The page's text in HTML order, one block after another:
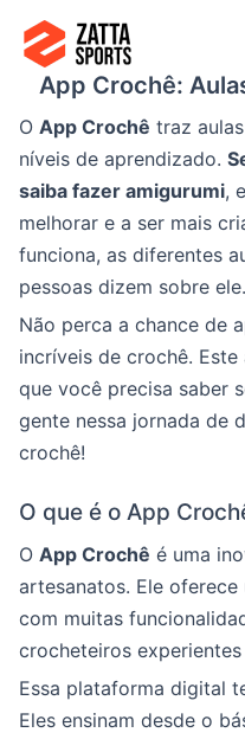
para
conteúdo
App Crochê:
O App Crochê traz
níveis de aprendizado.
saiba fazer amigurumi,
melhorar e a ser mais
funciona, as diferentes
pessoas dizem sobre ele.
Não perca a chance de
incríveis de crochê.
que você precisa saber
gente nessa jornada de
crochê!
O que é o App
O App Crochê é uma
artesanatos. Ele oferece
com muitas
crocheteiros
Essa plataforma digital
Eles ensinam desde o